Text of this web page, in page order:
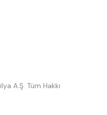
A.Ş. Tüm Hakkı